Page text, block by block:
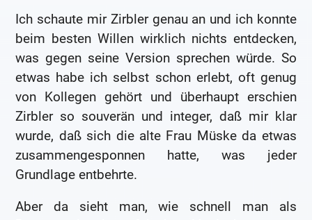
Ich schaute mir Zirbler genau an und ich konnte
beim besten Willen wirklich nichts entdecken,
was gegen seine Version sprechen würde. So
etwas habe ich selbst schon erlebt, oft genug
von Kollegen gehört und überhaupt erschien
Zirbler so souverän und integer, daß mir klar
wurde, daß sich die alte Frau Müske da etwas
zusammengesponnen hatte, was jeder
Grundlage entbehrte.
Aber da sieht man, wie schnell man als